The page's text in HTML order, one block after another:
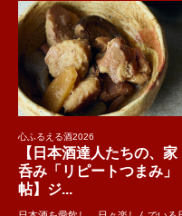
心ふるえる酒2026
【日本酒達人たちの、家
呑み「リピートつまみ」
帖】ジ...